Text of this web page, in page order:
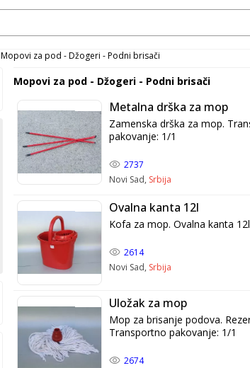
Mopovi za pod - Džogeri - Podni brisači
Mopovi za pod - Džogeri - Podni brisači
Metalna drška za mop
Zamenska drška za mop. Transportno
pakovanje: 1/1
2737
Novi Sad, Srbija
Ovalna kanta 12l
Kofa za mop. Ovalna kanta 12l
2614
Novi Sad, Srbija
Uložak za mop
Mop za brisanje podova.
Transportno pakovanje: 1/1
2674